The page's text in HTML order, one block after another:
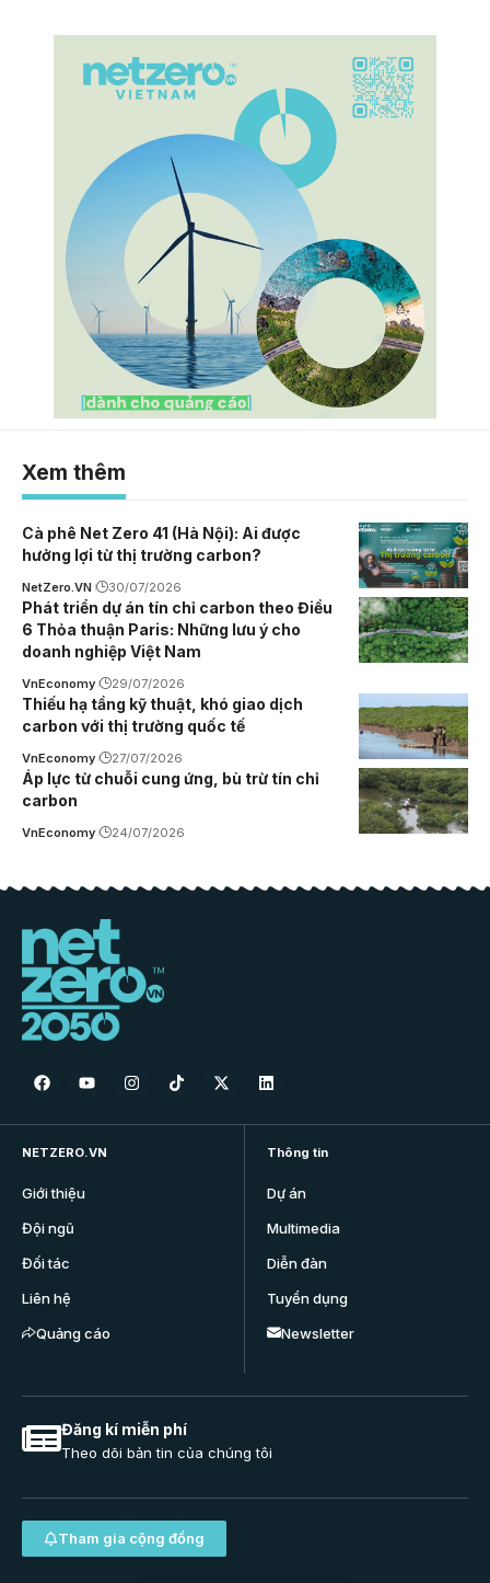
Xem thêm
Cà phê Net Zero 41 (Hà Nội): Ai được
hưởng lợi từ thị trường carbon?
NetZero.VN 30/07/2026
Phát triển dự án tín chỉ carbon theo Điều
6 Thỏa thuận Paris: Những lưu ý cho
doanh nghiệp Việt Nam
VnEconomy 29/07/2026
Thiếu hạ tầng kỹ thuật, khó giao dịch
carbon với thị trường quốc tế
VnEconomy 27/07/2026
Áp lực từ chuỗi cung ứng, bù trừ tín chỉ
carbon
VnEconomy 24/07/2026
NETZERO.VN
Giới thiệu
Đội ngũ
Đối tác
Liên hệ
Quảng cáo
Thông tin
Dự án
Multimedia
Diễn đàn
Tuyển dụng
Newsletter
Đăng kí miễn phí
Theo dõi bản tin của chúng tôi
Tham gia cộng đồng